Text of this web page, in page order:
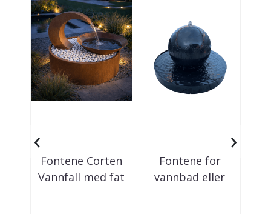
Fontene Corten
Vannfall med fat
Fontene for
vannbad eller
‹ ›